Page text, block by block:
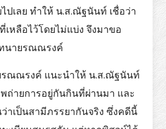
เลย ทำให้ น.ส.ณัฐนันท์ เชื่อว่า
เหลือไว้โดยไม่แบ่ง จึงมาขอ
นายรณณรงค์
ณรงค์ แนะนำให้ น.ส.ณัฐนันท์
ถ่ายการอยู่กันกินที่ผ่านมา และ
าเป็นสามีภรรยากันจริง ซึ่งคดีนี้